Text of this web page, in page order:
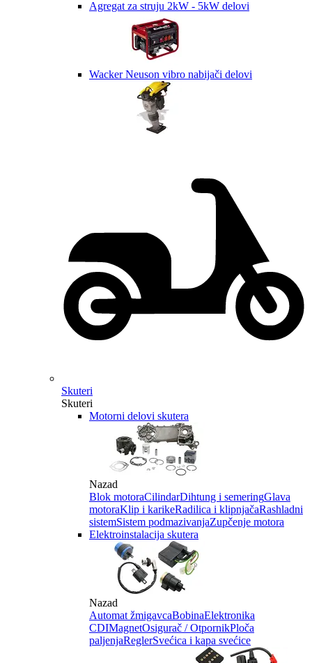
Agregat za struju 2kW - 5kW delovi
Wacker Neuson vibro nabijači delovi
Skuteri
Skuteri
Motorni delovi skutera
Nazad
Blok motoraCilindarDihtung i semeringGlava
motoraKlip i karikeRadilica i klipnjačaRashladni
sistemSistem podmazivanjaZupčenje motora
Elektroinstalacija skutera
Nazad
Automat žmigavcaBobinaElektronika
CDIMagnetOsigurač / OtpornikPloča
paljenjaReglerSvećica i kapa svećice